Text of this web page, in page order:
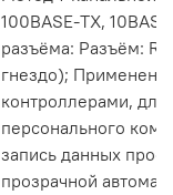
100BASE-TX,
разъёма: Разъём:
гнездо);
контроллерами,
персонального
запись данных
прозрачной